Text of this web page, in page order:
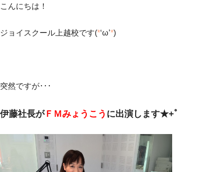
こんにちは！
ジョイスクール上越校です(*‘ω’*)
突然ですが･･･
伊藤社長がＦＭみょうこう に出演します★+ﾟ